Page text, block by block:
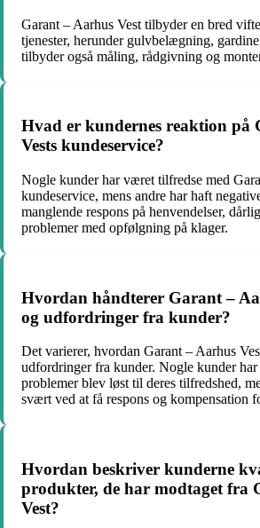
Garant – Aarhus Vest tilbyder en bred
tjenester, herunder gulvbelægning,
tilbyder også måling, rådgivning og
Hvad er kundernes reaktion på
Vests kundeservice?
Nogle kunder har været tilfredse med
kundeservice, mens andre har haft
manglende respons på henvendelser,
problemer med opfølgning på klager.
Hvordan håndterer Garant –
og udfordringer fra kunder?
Det varierer, hvordan Garant – Aarhus
udfordringer fra kunder. Nogle kunder har
problemer blev løst til deres tilfredshed,
svært ved at få respons og kompensation
Hvordan beskriver kunderne
produkter, de har modtaget fra
Vest?